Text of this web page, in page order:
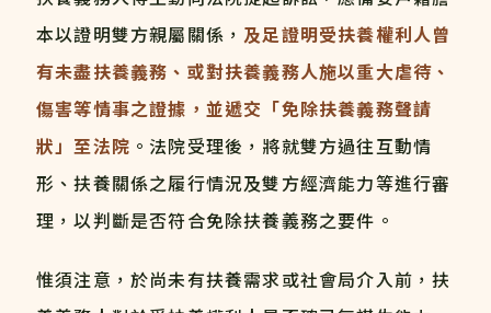
本以證明雙方親屬關係，及足證明受扶養權利人曾
有未盡扶養義務、或對扶養義務人施以重大虐待、
傷害等情事之證據，並遞交「免除扶養義務聲請
狀」至法院 。法院受理後，將就雙方過往互動情
形、扶養關係之履行情況及雙方經濟能力等進行審
理，以判斷是否符合免除扶養義務之要件。
惟須注意，於尚未有扶養需求或社會局介入前，扶